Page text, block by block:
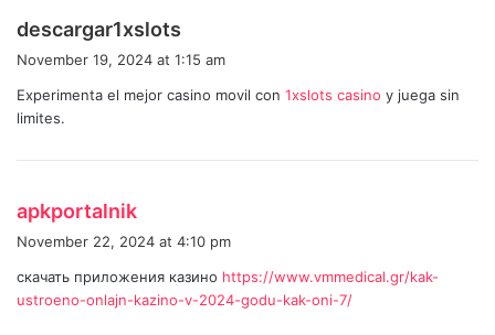
descargar1xslots
s
November 19, 2024 at 1:15 am
Experimenta el mejor casino movil con 1xslots casino y juega sin
limites.
apkportalnik
s
:
November 22, 2024 at 4:10 pm
скачать приложения казино https://www.vmmedical.gr/kak-
ustroeno-onlajn-kazino-v-2024-godu-kak-oni-7/